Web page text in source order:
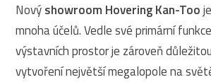
Novýshowroom Hovering Kan-Too
mnoha účelů. Vedle své primární
výstavních prostor je zároveň
vytvoření největší megalopole na